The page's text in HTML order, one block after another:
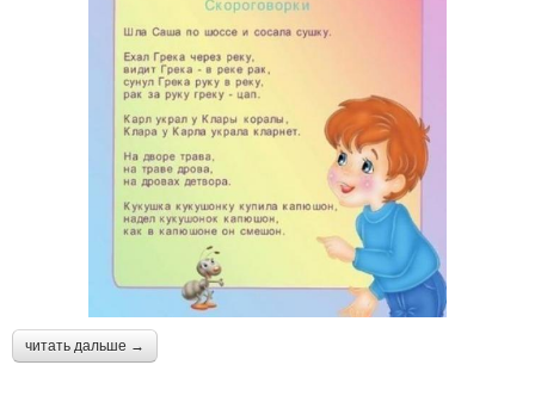
читать дальше →